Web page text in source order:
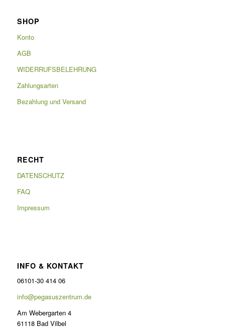
SHOP
Konto
AGB
WIDERRUFSBELEHRUNG
Zahlungsarten
Bezahlung und Versand
RECHT
DATENSCHUTZ
FAQ
Impressum
INFO & KONTAKT
06101-30 414 06
info@pegasuszentrum.de
Am Webergarten 4
61118 Bad Vilbel